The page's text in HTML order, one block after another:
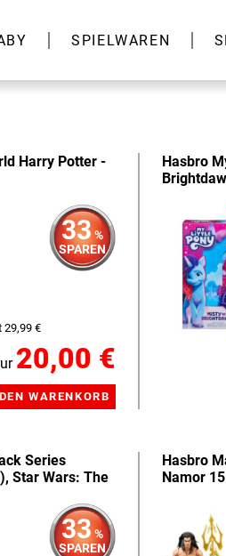
SPIELWAREN
Harry Potter -
33 %
SPAREN
29,99 €
20,00 €
Hasbro
Series
Star Wars: The
33 %
SPAREN
Hasbro
Namor